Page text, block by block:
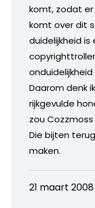
komt, zodat er
komt over dit
duidelijkheid
Daarom denk
rijkgevulde
zou
Die bijten
maken.
21 maart